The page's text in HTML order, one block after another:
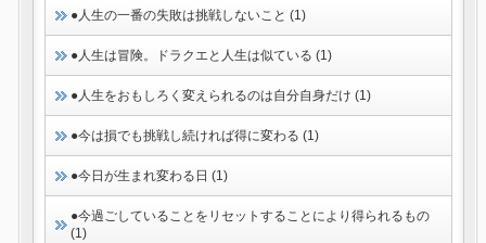
●人生の一番の失敗は挑戦しないこと (1)
●人生は冒険。ドラクエと人生は似ている (1)
●人生をおもしろく変えられるのは自分自身だけ (1)
●今は損でも挑戦し続ければ得に変わる (1)
●今日が生まれ変わる日 (1)
●今過ごしていることをリセットすることにより得られるもの
(1)